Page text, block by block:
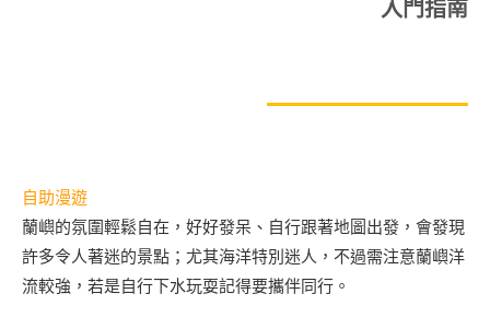
入門指南
自助漫遊
蘭嶼的氛圍輕鬆自在，好好發呆、自行跟著地圖出發，會發現
許多令人著迷的景點；尤其海洋特別迷人，不過需注意蘭嶼洋
流較強，若是自行下水玩耍記得要攜伴同行。